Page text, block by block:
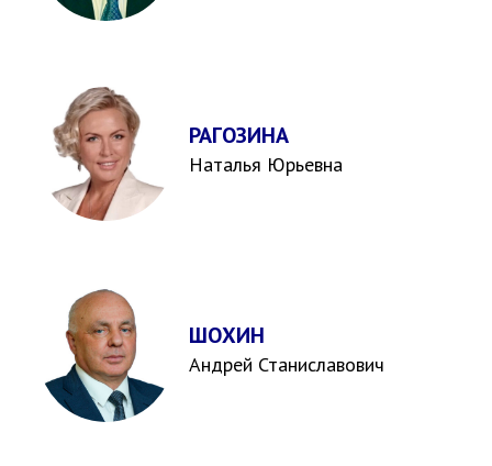
РАГОЗИНА
Наталья Юрьевна
ШОХИН
Андрей Станиславович